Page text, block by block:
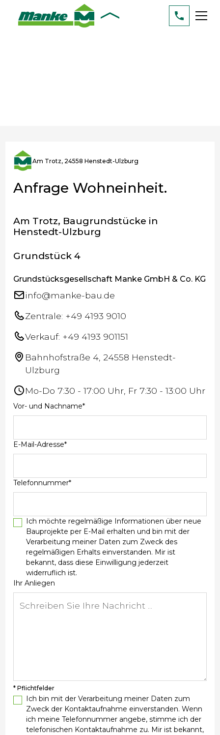
Am Trotz, 24558 Henstedt-Ulzburg
Anfrage Wohneinheit.
Am Trotz, Baugrundstücke in
Henstedt-Ulzburg
Grundstück 4
Grundstücksgesellschaft Manke GmbH & Co. KG
info@manke-bau.de
Zentrale: +49 4193 9010
Verkauf: +49 4193 901151
Bahnhofstraße 4, 24558 Henstedt-
Ulzburg
Mo-Do 7:30 - 17:00 Uhr, Fr 7:30 - 13:00 Uhr
Vor- und Nachname*
E-Mail-Adresse*
Telefonnummer*
Ich möchte regelmäßige Informationen über neue
Bauprojekte per E-Mail erhalten und bin mit der
Verarbeitung meiner Daten zum Zweck des
regelmäßigen Erhalts einverstanden. Mir ist
bekannt, dass diese Einwilligung jederzeit
widerruflich ist.
Ihr Anliegen
* Pflichtfelder
Ich bin mit der Verarbeitung meiner Daten zum
Zweck der Kontaktaufnahme einverstanden. Wenn
ich meine Telefonnummer angebe, stimme ich der
telefonischen Kontaktaufnahme zu. Mir ist bekannt,